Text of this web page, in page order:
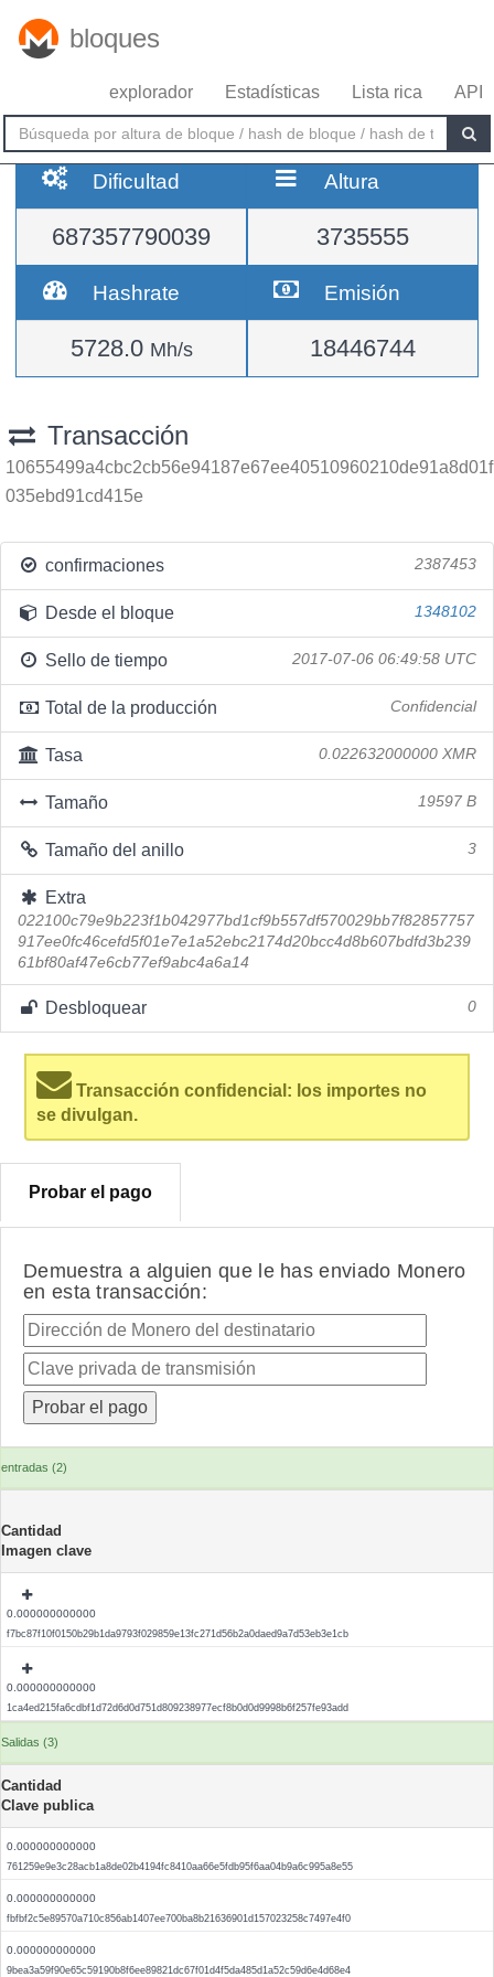
bloques
explorador Estadísticas Lista rica API
Dificultad
687357790039
Altura
3735555
Hashrate
5728.0 Mh/s
Emisión
18446744
Transacción
10655499a4cbc2cb56e94187e67ee40510960210de91a8d01f
035ebd91cd415e
confirmaciones 2387453
Desde el bloque 1348102
Sello de tiempo 2017-07-06 06:49:58 UTC
Total de la producción Confidencial
Tasa 0.022632000000 XMR
Tamaño 19597 B
Tamaño del anillo 3
Extra
022100c79e9b223f1b042977bd1cf9b557df570029bb7f82857757
917ee0fc46cefd5f01e7e1a52ebc2174d20bcc4d8b607bdfd3b239
61bf80af47e6cb77ef9abc4a6a14
Desbloquear 0
Transacción confidencial: los importes no
se divulgan.
Probar el pago
Demuestra a alguien que le has enviado Monero
en esta transacción:
entradas (2)
Cantidad
Imagen clave
0.000000000000
f7bc87f10f0150b29b1da9793f029859e13fc271d56b2a0daed9a7d53eb3e1cb
0.000000000000
1ca4ed215fa6cdbf1d72d6d0d751d809238977ecf8b0d0d9998b6f257fe93add
Salidas (3)
Cantidad
Clave publica
0.000000000000
761259e9e3c28acb1a8de02b4194fc8410aa66e5fdb95f6aa04b9a6c995a8e55
0.000000000000
fbfbf2c5e89570a710c856ab1407ee700ba8b21636901d157023258c7497e4f0
0.000000000000
9bea3a59f90e65c59190b8f6ee89821dc67f01d4f5da485d1a52c59d6e4d68e4